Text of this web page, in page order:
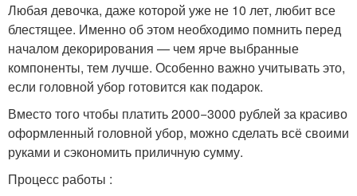
Любая девочка, даже которой уже не 10 лет, любит все
блестящее. Именно об этом необходимо помнить перед
началом декорирования — чем ярче выбранные
компоненты, тем лучше. Особенно важно учитывать это,
если головной убор готовится как подарок.
Вместо того чтобы платить 2000−3000 рублей за красиво
оформленный головной убор, можно сделать всё своими
руками и сэкономить приличную сумму.
Процесс работы :